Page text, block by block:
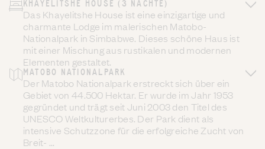
KHAYELITSHE HOUSE (3 NÄCHTE)
Das Khayelitshe House ist eine einzigartige und
charmante Lodge im malerischen Matobo-
Nationalpark in Simbabwe. Dieses schöne Haus ist
mit einer Mischung aus rustikalen und modernen
Elementen gestaltet.
MATOBO NATIONALPARK
Der Matobo Nationalpark erstreckt sich über ein
Gebiet von 44.500 Hektar. Er wurde im Jahr 1953
gegründet und trägt seit Juni 2003 den Titel des
UNESCO Weltkulturerbes. Der Park dient als
intensive Schutzzone für die erfolgreiche Zucht von
Breit- ...